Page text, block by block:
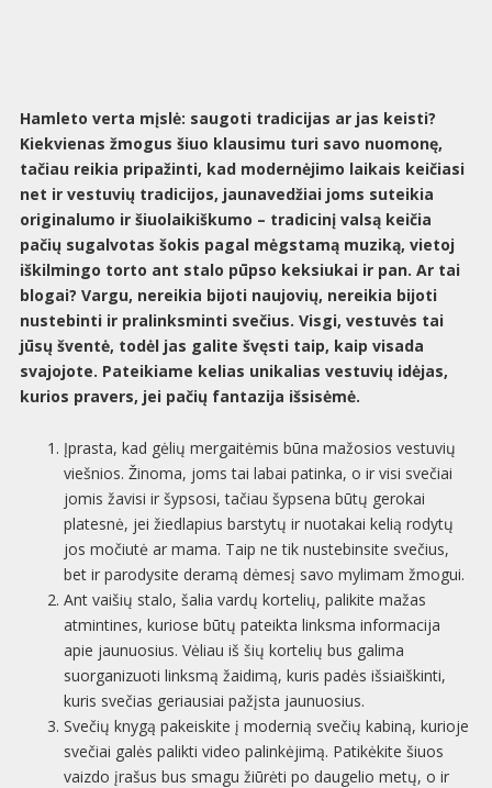
Hamleto verta mįslė: saugoti tradicijas ar jas keisti?
Kiekvienas žmogus šiuo klausimu turi savo nuomonę,
tačiau reikia pripažinti, kad modernėjimo laikais keičiasi
net ir vestuvių tradicijos, jaunavedžiai joms suteikia
originalumo ir šiuolaikiškumo – tradicinį valsą keičia
pačių sugalvotas šokis pagal mėgstamą muziką, vietoj
iškilmingo torto ant stalo pūpso keksiukai ir pan. Ar tai
blogai? Vargu, nereikia bijoti naujovių, nereikia bijoti
nustebinti ir pralinksminti svečius. Visgi, vestuvės tai
jūsų šventė, todėl jas galite švęsti taip, kaip visada
svajojote. Pateikiame kelias unikalias vestuvių idėjas,
kurios pravers, jei pačių fantazija išsisėmė.
Įprasta, kad gėlių mergaitėmis būna mažosios vestuvių
viešnios. Žinoma, joms tai labai patinka, o ir visi svečiai
jomis žavisi ir šypsosi, tačiau šypsena būtų gerokai
platesnė, jei žiedlapius barstytų ir nuotakai kelią rodytų
jos močiutė ar mama. Taip ne tik nustebinsite svečius,
bet ir parodysite deramą dėmesį savo mylimam žmogui.
Ant vaišių stalo, šalia vardų kortelių, palikite mažas
atmintines, kuriose būtų pateikta linksma informacija
apie jaunuosius. Vėliau iš šių kortelių bus galima
suorganizuoti linksmą žaidimą, kuris padės išsiaiškinti,
kuris svečias geriausiai pažįsta jaunuosius.
Svečių knygą pakeiskite į modernią svečių kabiną, kurioje
svečiai galės palikti video palinkėjimą. Patikėkite šiuos
vaizdo įrašus bus smagu žiūrėti po daugelio metų, o ir